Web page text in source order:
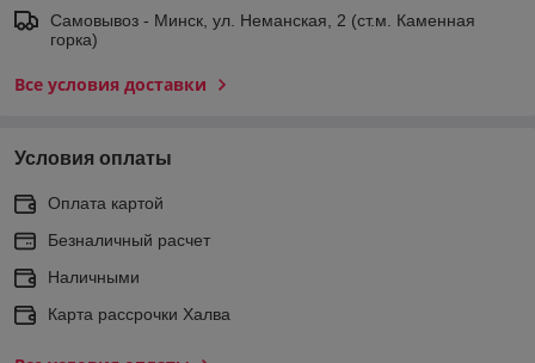
Самовывоз - Минск, ул. Неманская, 2 (ст.м. Каменная
горка)
Все условия доставки
Условия оплаты
Оплата картой
Безналичный расчет
Наличными
Карта рассрочки Халва